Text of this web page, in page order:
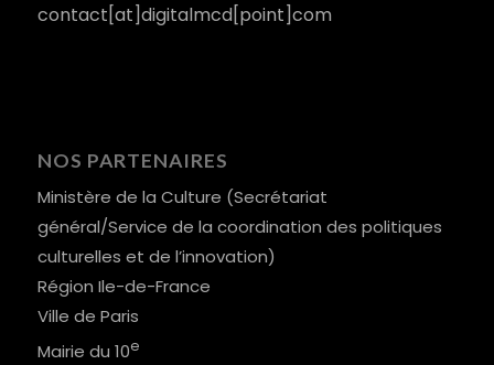
contact[at]digitalmcd[point]com
NOS PARTENAIRES
Ministère de la Culture (Secrétariat
général/Service de la coordination des politiques
culturelles et de l’innovation)
Région Ile-de-France
Ville de Paris
Mairie du 10e